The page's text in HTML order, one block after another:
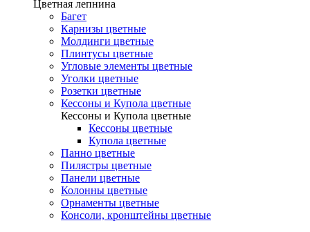
Цветная лепнина
Багет
Карнизы цветные
Молдинги цветные
Плинтусы цветные
Угловые элементы цветные
Уголки цветные
Розетки цветные
Кессоны и Купола цветные
Кессоны и Купола цветные
Кессоны цветные
Купола цветные
Панно цветные
Пилястры цветные
Панели цветные
Колонны цветные
Орнаменты цветные
Консоли, кронштейны цветные